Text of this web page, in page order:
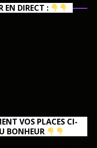
EN DIRECT :
VOS PLACES CI-
BONHEUR